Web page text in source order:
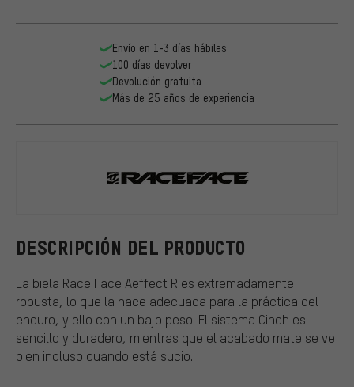
DESCRIPCIÓN DEL PRODUCTO
La biela Race Face Aeffect R es extremadamente
robusta, lo que la hace adecuada para la práctica del
enduro, y ello con un bajo peso. El sistema Cinch es
sencillo y duradero, mientras que el acabado mate se ve
bien incluso cuando está sucio.
Envío en 1-3 días hábiles
100 días devolver
Devolución gratuita
Más de 25 años de experiencia
Race Face